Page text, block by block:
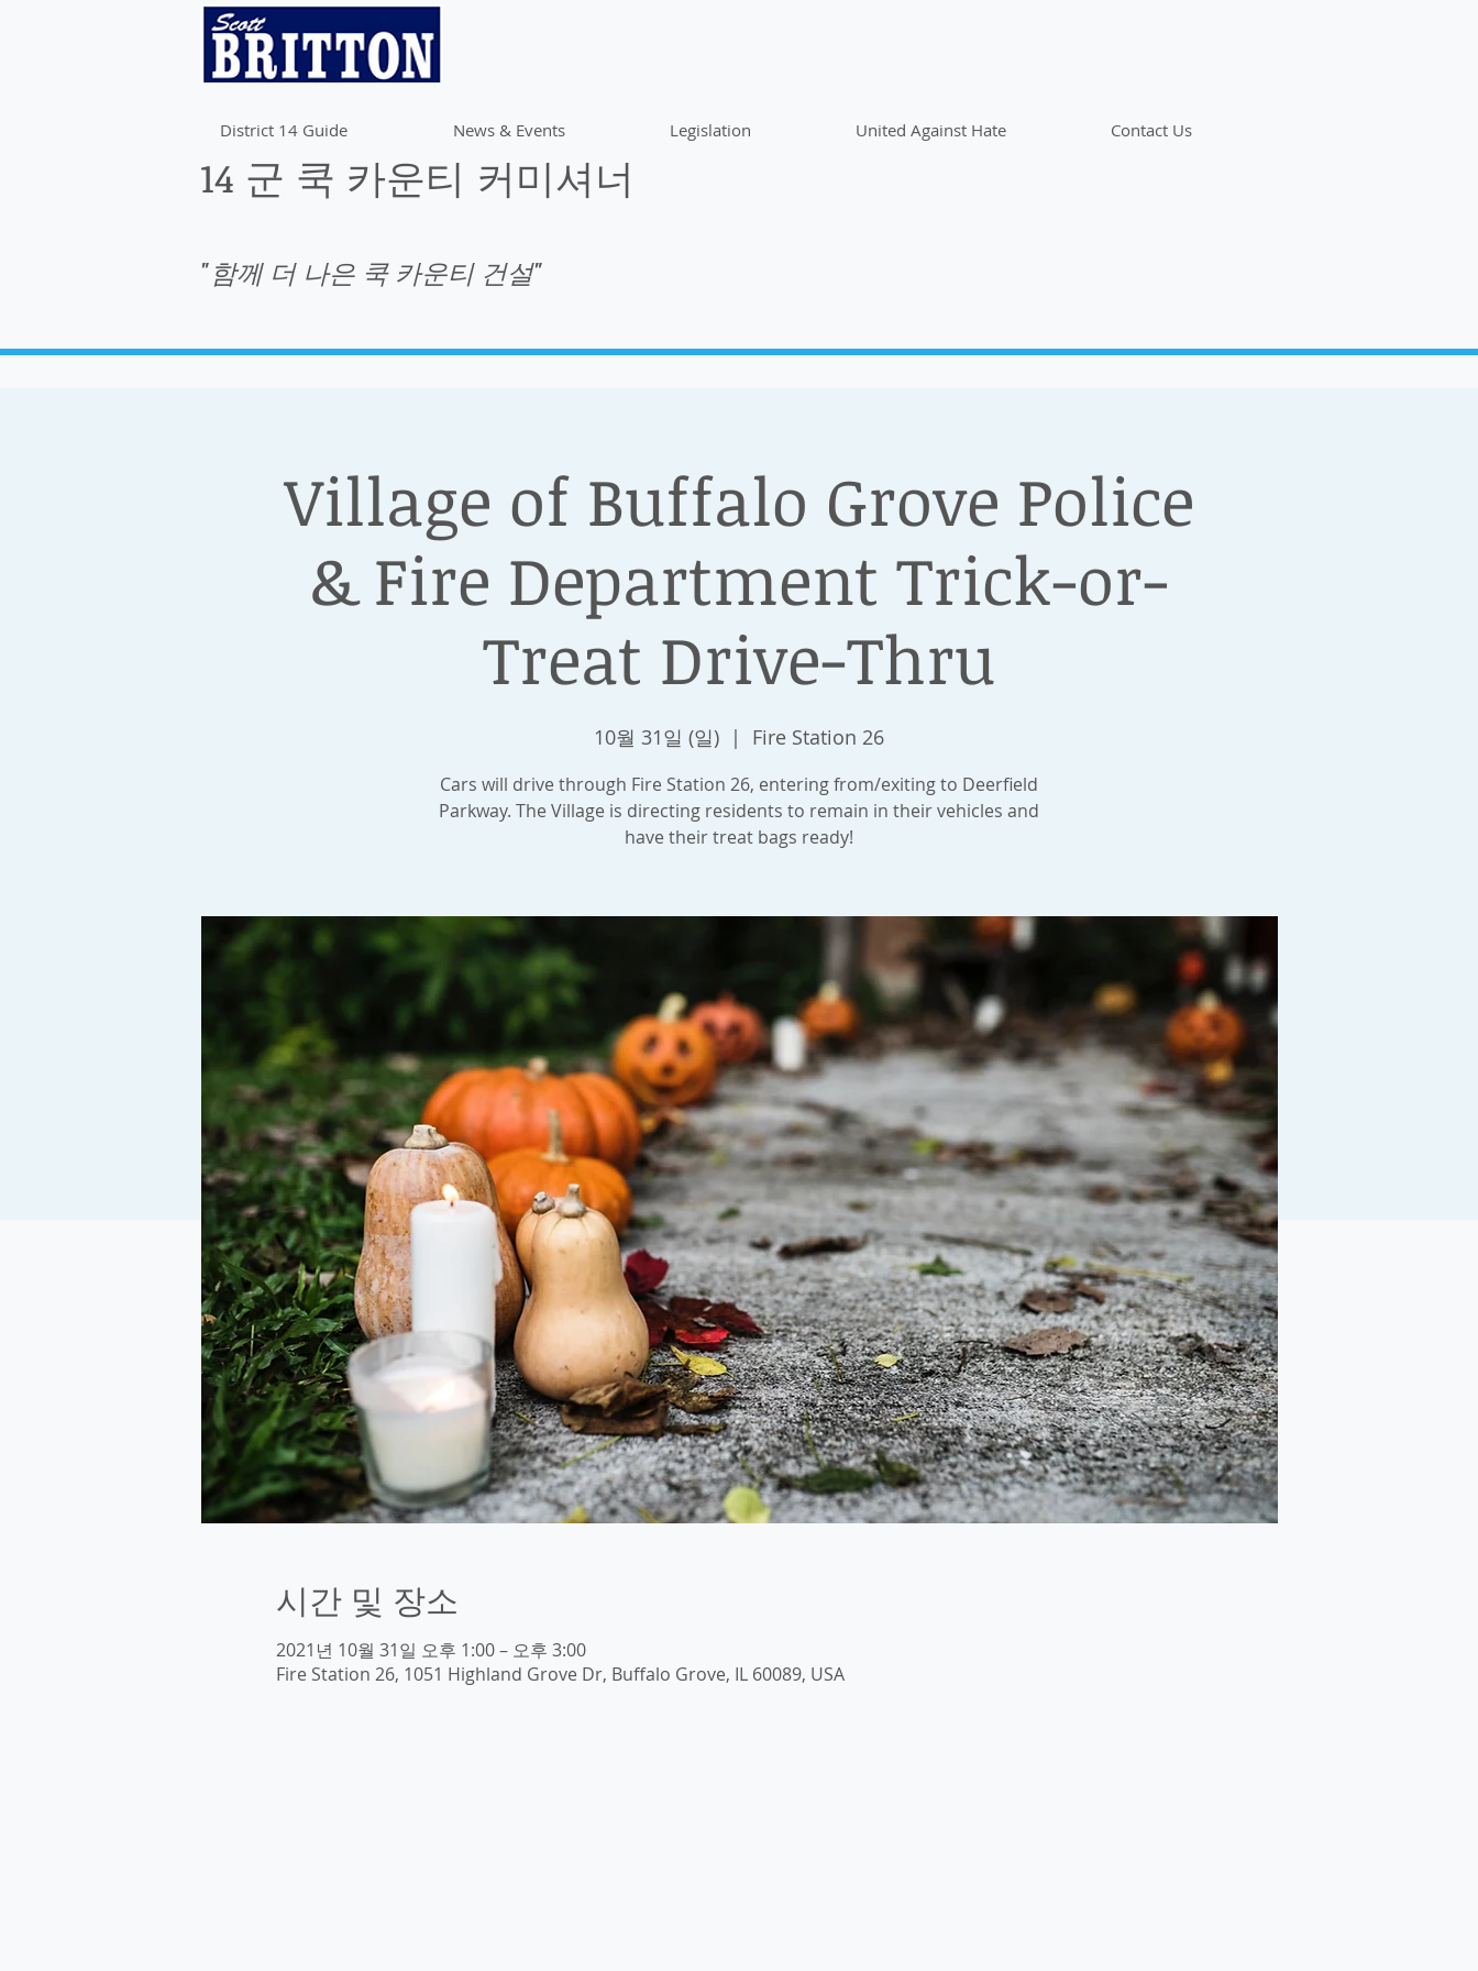
District 14 Guide News & Events Legislation United Against Hate Contact Us
14 군 쿡 카운티 커미셔너
"함께 더 나은 쿡 카운티 건설"
Village of Buffalo Grove Police
& Fire Department Trick-or-
Treat Drive-Thru
10월 31일 (일)
  |
Fire Station 26
Cars will drive through Fire Station 26, entering from/exiting to Deerfield
Parkway. The Village is directing residents to remain in their vehicles and
have their treat bags ready!
시간 및 장소
2021년 10월 31일 오후 1:00 – 오후 3:00
Fire Station 26, 1051 Highland Grove Dr, Buffalo Grove, IL 60089, USA